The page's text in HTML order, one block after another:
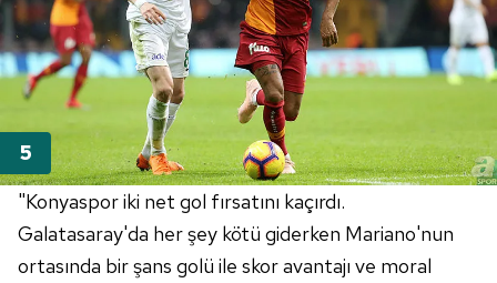
Metnimiziziyaret edebilirsiniz.
6698 sayılı Kişisel Verilerin Korunması Kanunu uyarınca
hazırlanmış Aydınlatma Metnimizi okumak ve sitemizde
ilgili mevzuata uygun olarak kullanılan çerezlerle ilgili bilgi
almak için lütfentıklayınız
"Konyaspor iki net gol fırsatını kaçırdı.
Galatasaray'da her şey kötü giderken Mariano'nun
ortasında bir şans golü ile skor avantajı ve moral